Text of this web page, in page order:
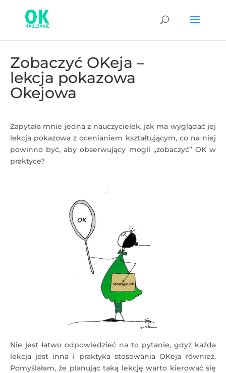
Zobaczyć OKeja –
lekcja pokazowa
Okejowa
Zapytała mnie jedna z nauczycielek, jak ma wyglądać jej
lekcja pokazowa z ocenianiem kształtującym, co na niej
powinno być, aby obserwujący mogli „zobaczyć” OK w
praktyce?
Nie jest łatwo odpowiedzieć na to pytanie, gdyż każda
lekcja jest inna i praktyka stosowania OKeja również.
Pomyślałam, że planując taką lekcję warto kierować się